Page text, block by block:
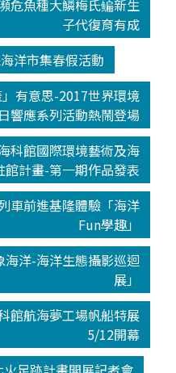
危魚種大鱗梅氏鳊新生
子代復育有成
洋市集春假活動
」有意思-2017世界環境
響應系列活動熱鬧登場
科館國際環境藝術及海
館計畫-第一期作品發表
車前進基隆體驗「海洋
Fun學趣」
海洋-海洋生態攝影巡迴
展」
館航海夢工場帆船特展
5/12開幕